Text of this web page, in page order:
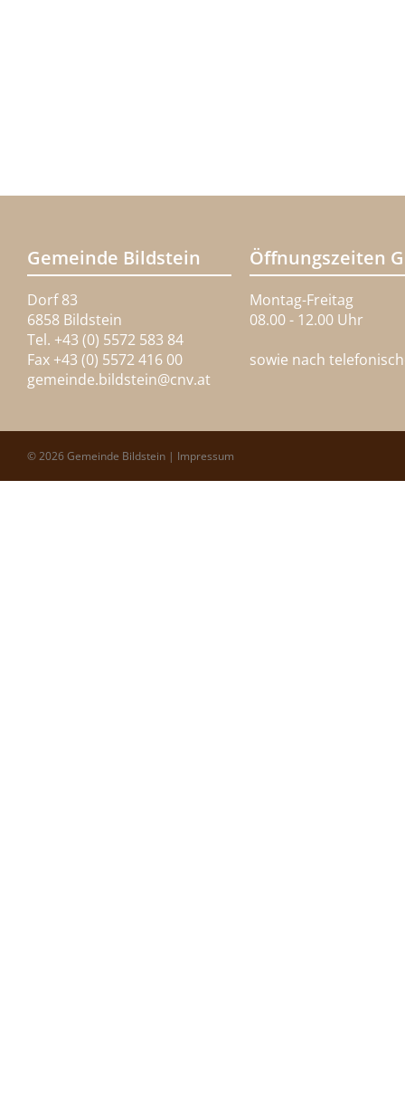
Gemeinde Bildstein
Dorf 83
6858 Bildstein
Tel. +43 (0) 5572 583 84
Fax +43 (0) 5572 416 00
gemeinde.bildstein@cnv.at
Öffnungszeiten
Montag-Freitag
08.00 - 12.00 Uhr
sowie nach
© 2026 Gemeinde Bildstein | Impressum